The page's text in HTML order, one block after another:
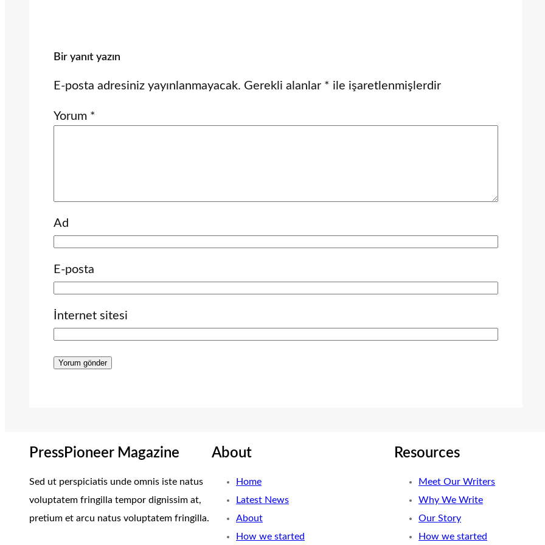
Bir yanıt yazın
E-posta adresiniz yayınlanmayacak. Gerekli alanlar * ile işaretlenmişlerdir
Yorum *
Ad
E-posta
İnternet sitesi
PressPioneer Magazine
Sed ut perspiciatis unde omnis iste natus
voluptatem fringilla tempor dignissim at,
pretium et arcu natus voluptatem fringilla.
About
Home
Latest News
About
How we started
Resources
Meet Our Writers
Why We Write
Our Story
How we started